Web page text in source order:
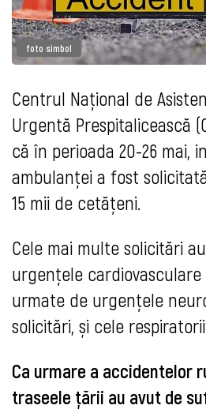
foto simbol
Centrul Național de
Urgentă Prespitalicească
că în perioada 20-26 mai,
ambulanței a fost
15 mii de cetățeni.
Cele mai multe solicitări
urgențele cardiovasculare
urmate de urgențele
solicitări, și cele
Ca urmare a accidentelor
traseele țării au avut de